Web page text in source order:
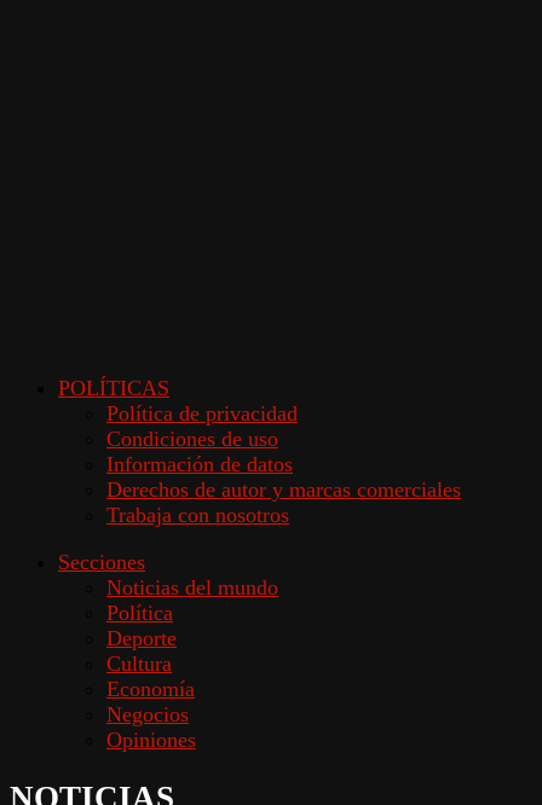
POLÍTICAS
Política de privacidad
Condiciones de uso
Información de datos
Derechos de autor y marcas comerciales
Trabaja con nosotros
Secciones
Noticias del mundo
Política
Deporte
Cultura
Economía
Negocios
Opiniones